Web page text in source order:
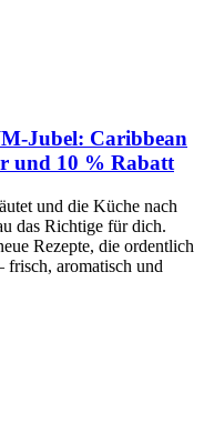
Jubel: Caribbean
und 10 % Rabatt
und die Küche nach
das Richtige für dich.
Rezepte, die ordentlich
frisch, aromatisch und